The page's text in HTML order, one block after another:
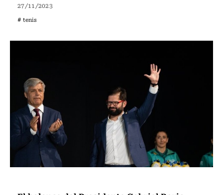
27/11/2023
# tenis